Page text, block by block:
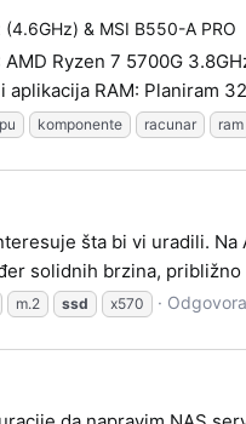
& MSI B550-A PRO
Ryzen 7 5700G
RAM: Planiram
komponente racunar ram
šta bi vi uradili.
solidnih brzina,
m.2 ssd x570